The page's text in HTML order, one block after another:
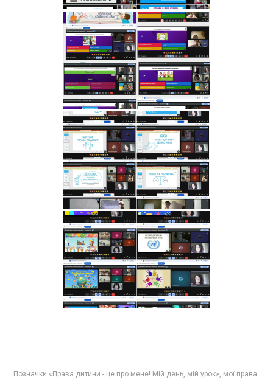
Позначки:«Права дитини - це про мене! Мій день, мій урок», мої права